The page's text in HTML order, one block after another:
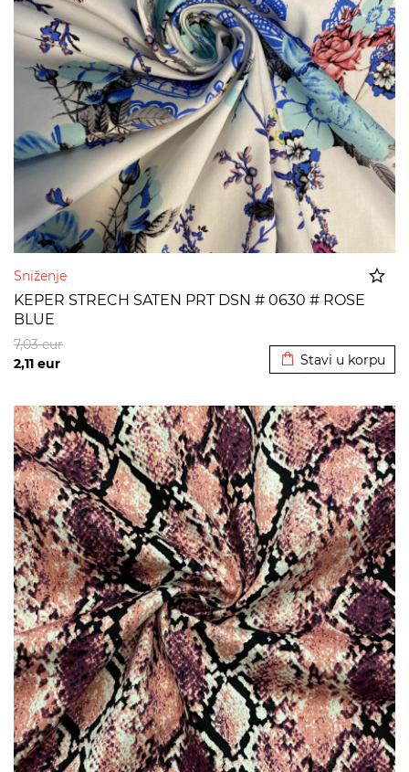
Sniženje
KEPER STRECH SATEN PRT DSN # 0630 # ROSE
BLUE
2,11 eur
7,03eur
Stavi u korpu